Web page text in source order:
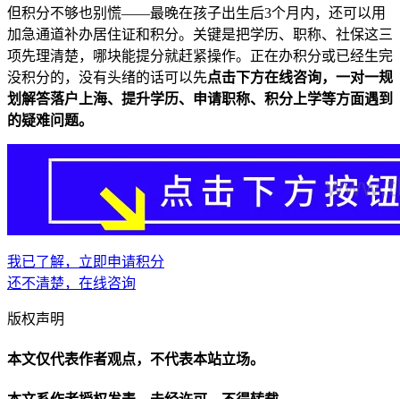
但积分不够也别慌——最晚在孩子出生后3个月内，还可以用
加急通道补办居住证和积分。关键是把学历、职称、社保这三
项先理清楚，哪块能提分就赶紧操作。正在办积分或已经生完
没积分的，没有头绪的话可以先点击下方在线咨询， 一对一规
划解答落户上海、提升学历、申请职称、积分上学等方面遇到
的疑难问题。
我已了解，立即申请积分
还不清楚，在线咨询
版权声明
本文仅代表作者观点，不代表本站立场。